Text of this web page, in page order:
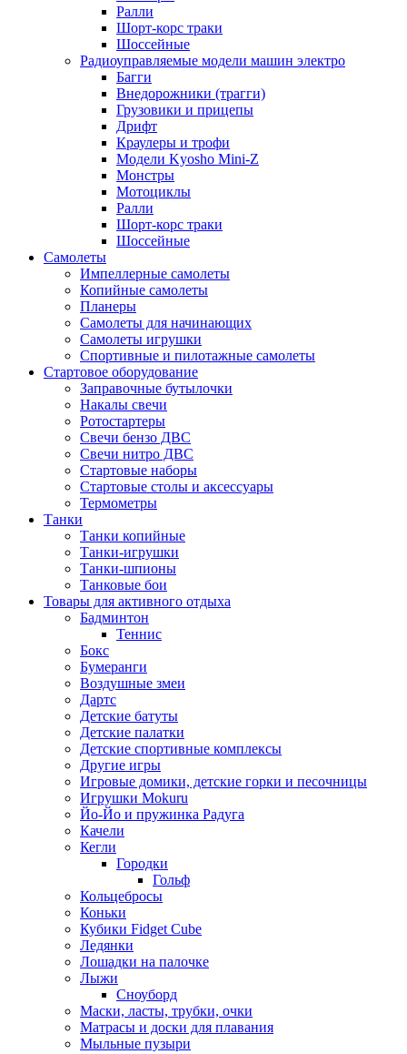
Ралли
Шорт-корс траки
Шоссейные
Радиоуправляемые модели машин электро
Багги
Внедорожники (трагги)
Грузовики и прицепы
Дрифт
Краулеры и трофи
Модели Kyosho Mini-Z
Монстры
Мотоциклы
Ралли
Шорт-корс траки
Шоссейные
Самолеты
Импеллерные самолеты
Копийные самолеты
Планеры
Самолеты для начинающих
Самолеты игрушки
Спортивные и пилотажные самолеты
Стартовое оборудование
Заправочные бутылочки
Накалы свечи
Ротостартеры
Свечи бензо ДВС
Свечи нитро ДВС
Стартовые наборы
Стартовые столы и аксессуары
Термометры
Танки
Танки копийные
Танки-игрушки
Танки-шпионы
Танковые бои
Товары для активного отдыха
Бадминтон
Теннис
Бокс
Бумеранги
Воздушные змеи
Дартс
Детские батуты
Детские палатки
Детские спортивные комплексы
Другие игры
Игровые домики, детские горки и песочницы
Игрушки Mokuru
Йо-Йо и пружинка Радуга
Качели
Кегли
Городки
Гольф
Кольцебросы
Коньки
Кубики Fidget Cube
Ледянки
Лошадки на палочке
Лыжи
Сноуборд
Маски, ласты, трубки, очки
Матрасы и доски для плавания
Мыльные пузыри